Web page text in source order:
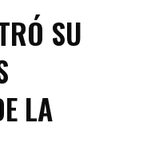
SU
LA